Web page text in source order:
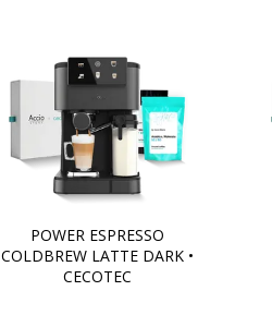
POWER ESPRESSO
COLDBREW LATTE DARK •
CECOTEC